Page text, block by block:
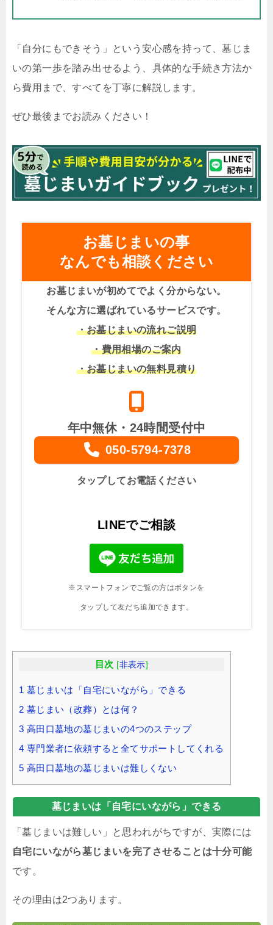
「自分にもできそう」という安心感を持って、墓じま
いの第一歩を踏み出せるよう、具体的な手続き方法か
ら費用まで、すべてを丁寧に解説します。
ぜひ最後までお読みください！
お墓じまいの事
なんでも相談ください
お墓じまいが初めてでよく分からない。
そんな方に選ばれているサービスです。
・お墓じまいの流れご説明
・費用相場のご案内
・お墓じまいの無料見積り
年中無休・24時間受付中
050-5794-7378
タップしてお電話ください
LINEでご相談
※スマートフォンでご覧の方はボタンを
タップして友だち追加できます。
目次 [非表示]
1 墓じまいは「自宅にいながら」できる
2 墓じまい（改葬）とは何？
3 高田口墓地の墓じまいの4つのステップ
4 専門業者に依頼すると全てサポートしてくれる
5 高田口墓地の墓じまいは難しくない
墓じまいは「自宅にいながら」できる
「墓じまいは難しい」と思われがちですが、実際には
自宅にいながら墓じまいを完了させることは十分可能
です。
その理由は2つあります。